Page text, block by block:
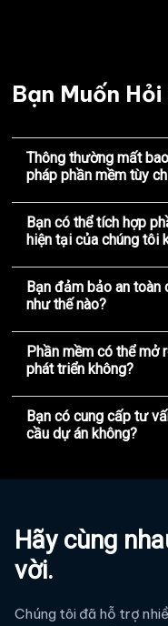
Bạn Muốn
Thông thường mất
pháp phần mềm tùy
phụ thuộc vào mức
dự án. Sau khi tư
phương pháp
linh hoạt, hợp tác
cho bạn."
Bạn có thể tích hợp
hiện tại của chúng tôi
phần mềm mới với
kỹ thuật đảm bảo
quy trình của bạn."
Bạn đảm bảo an toàn
như thế nào?
đầu. Chúng tôi sử
trình lập trình an
cầu dự án."
Phần mềm có thể mở
phát triển không?
với khả năng mở
kiến trúc phù hợp
bạn dự đoán và
Bạn có cung cấp tư
cầu dự án không?
phí ước tính. Hãy
miễn phí."
Hãy cùng
vời.
Chúng tôi đã hỗ trợ